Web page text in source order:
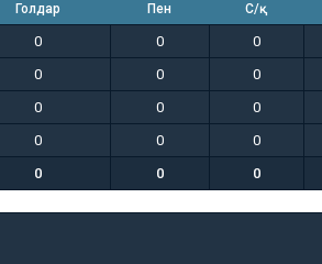
Голдар Пен С/қ
0 0
0
0 0
0
0 0
0
0 0
0
0 0 0